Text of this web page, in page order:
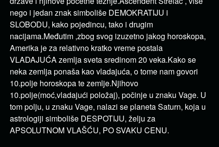
nego i jedan znak simboliše DEMOKRATIJU i
SLOBODU, kako pojedincu, tako i drugim
nacijama.Međutim ,zbog svog izuzetno jakog horoskopa,
Amerika je za relativno kratko vreme postala
VLADAJUĆA zemlja sveta sredinom 20 veka.Kako se
neka zemlja ponaša kao vladajuća, o tome nam govori
10.polje horoskopa te zemlje.Njihovo
10.polje(moć,vladajući položaj), počinje u znaku Vage. U
tom polju, u znaku Vage, nalazi se planeta Saturn, koja u
astrologiji simboliše DESPOTIJU, želju za
APSOLUTNOM VLAŠĆU, PO SVAKU CENU.